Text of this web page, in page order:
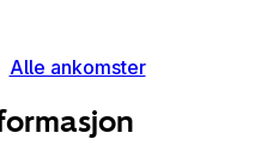
Alle ankomster